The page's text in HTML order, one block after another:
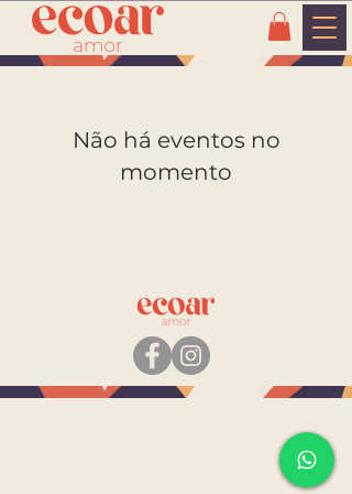
Não há eventos no
momento